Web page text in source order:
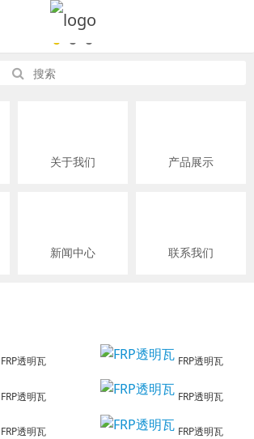
关于我们 产品展示
新闻中心 联系我们
FRP透明瓦 FRP透明瓦
FRP透明瓦 FRP透明瓦
FRP透明瓦 FRP透明瓦